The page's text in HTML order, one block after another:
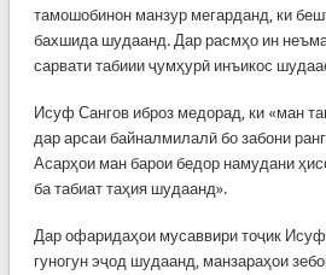
тамошобинон манзур мегарданд, ки
бахшида шудаанд. Дар расмҳо ин
сарвати табиии ҷумҳурӣ инъикос
Исуф Сангов иброз медорад, ки «ман
дар арсаи байналмилалӣ бо забони
Асарҳои ман барои бедор намудани
ба табиат таҳия шудаанд».
Дар офаридаҳои мусаввири тоҷик
гуногун эҷод шудаанд, манзараҳои